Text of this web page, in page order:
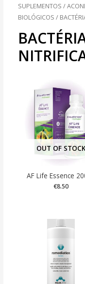
SUPLEMENTOS /
BIOLÓGICOS /
OUT OF
AF Life Essence
€8.50